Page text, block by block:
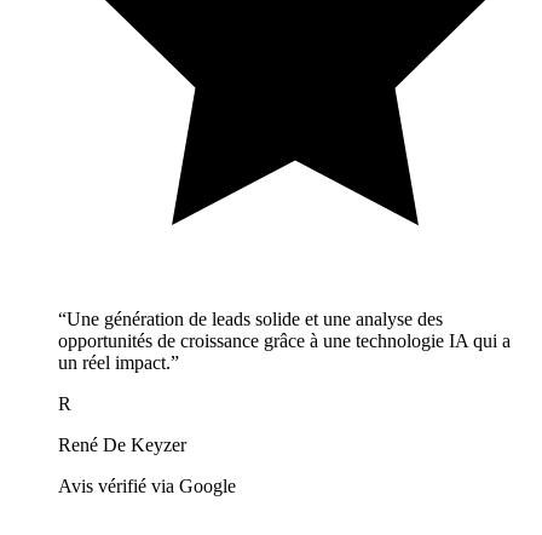
“Une génération de leads solide et une analyse des
opportunités de croissance grâce à une technologie IA qui a
un réel impact.”
R
René De Keyzer
Avis vérifié via Google